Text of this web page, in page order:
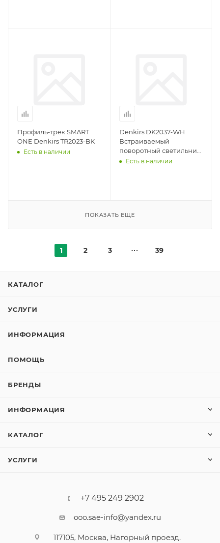
Профиль-трек SMART
ONE Denkirs TR2023-BK
Есть в наличии
Denkirs DK2037-WH
Встраиваемый
поворотный светильник,
белый, алюминий
Есть в наличии
ПОКАЗАТЬ ЕЩЕ
1 2 3 39
КАТАЛОГ
УСЛУГИ
ИНФОРМАЦИЯ
ПОМОЩЬ
БРЕНДЫ
ИНФОРМАЦИЯ
КАТАЛОГ
УСЛУГИ
+7 495 249 2902
ooo.sae-info@yandex.ru
117105, Москва, Нагорный проезд.